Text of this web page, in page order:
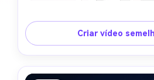
Criar vídeo